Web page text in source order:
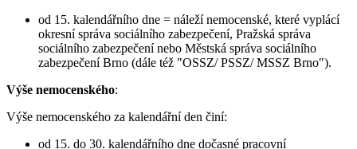
od 15. kalendářního dne = náleží nemocenské, které vyplácí
okresní správa sociálního zabezpečení, Pražská správa
sociálního zabezpečení nebo Městská správa sociálního
zabezpečení Brno (dále též "OSSZ/ PSSZ/ MSSZ Brno").
Výše nemocenského:
Výše nemocenského za kalendářní den činí:
od 15. do 30. kalendářního dne dočasné pracovní